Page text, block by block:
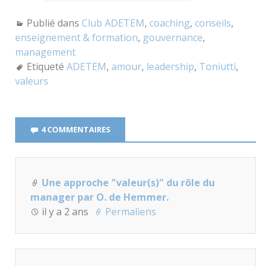
Publié dans Club ADETEM, coaching, conseils,
enseignement & formation, gouvernance,
management
Etiqueté ADETEM, amour, leadership, Toniutti,
valeurs
4 COMMENTAIRES
Une approche "valeur(s)" du rôle du
manager par O. de Hemmer.
il y a 2 ans
Permaliens